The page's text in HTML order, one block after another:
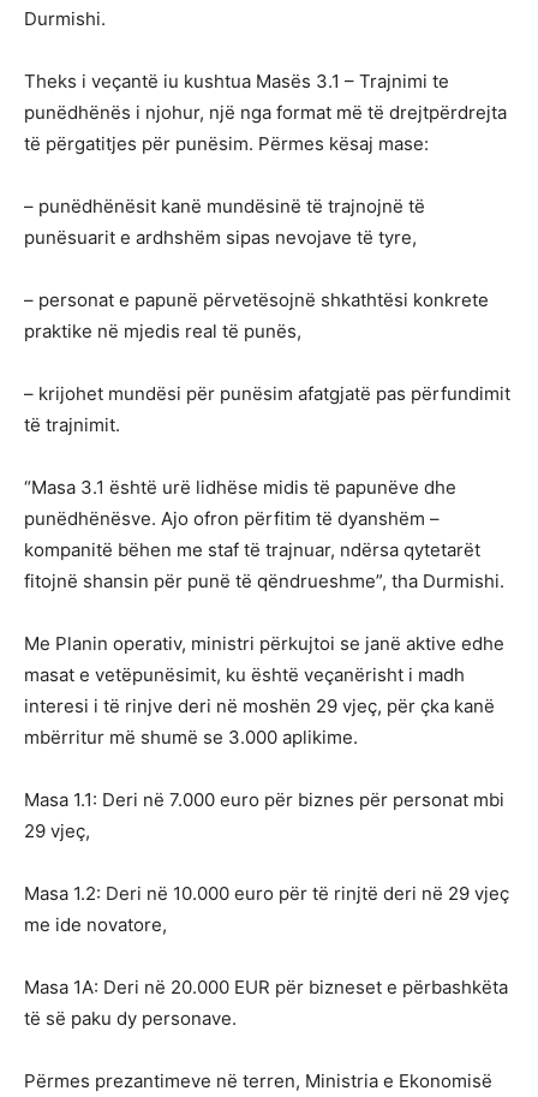
Durmishi.
Theks i veçantë iu kushtua Masës 3.1 – Trajnimi te
punëdhënës i njohur, një nga format më të drejtpërdrejta
të përgatitjes për punësim. Përmes kësaj mase:
– punëdhënësit kanë mundësinë të trajnojnë të
punësuarit e ardhshëm sipas nevojave të tyre,
– personat e papunë përvetësojnë shkathtësi konkrete
praktike në mjedis real të punës,
– krijohet mundësi për punësim afatgjatë pas përfundimit
të trajnimit.
“Masa 3.1 është urë lidhëse midis të papunëve dhe
punëdhënësve. Ajo ofron përfitim të dyanshëm –
kompanitë bëhen me staf të trajnuar, ndërsa qytetarët
fitojnë shansin për punë të qëndrueshme”, tha Durmishi.
Me Planin operativ, ministri përkujtoi se janë aktive edhe
masat e vetëpunësimit, ku është veçanërisht i madh
interesi i të rinjve deri në moshën 29 vjeç, për çka kanë
mbërritur më shumë se 3.000 aplikime.
Masa 1.1: Deri në 7.000 euro për biznes për personat mbi
29 vjeç,
Masa 1.2: Deri në 10.000 euro për të rinjtë deri në 29 vjeç
me ide novatore,
Masa 1A: Deri në 20.000 EUR për bizneset e përbashkëta
të së paku dy personave.
Përmes prezantimeve në terren, Ministria e Ekonomisë